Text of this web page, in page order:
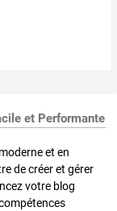
et Performante
et en
de créer et gérer
votre blog